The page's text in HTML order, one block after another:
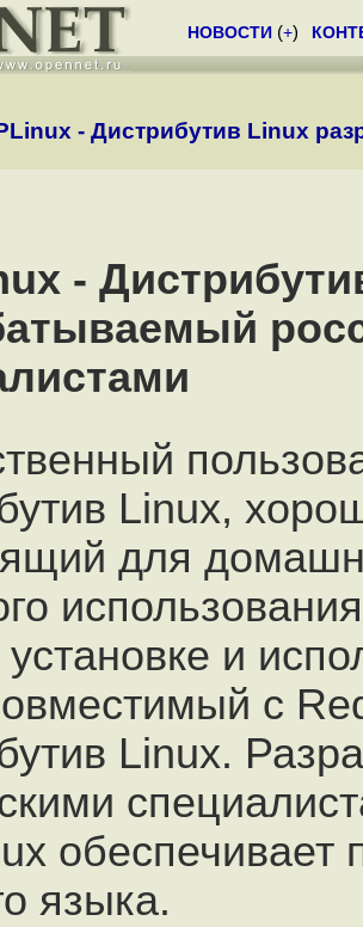
НОВОСТИ (+)
- Дистрибутив Linux
-
Linux,
для
установке и
с
Linux.
обеспечивает
языка.